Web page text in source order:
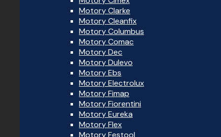
Motory Clarke
Motory Cleanfix
Motory Columbus
Motory Comac
Motory Dec
Motory Dulevo
Motory Ebs
Motory Electrolux
Motory Fimap
Motory Fiorentini
Motory Eureka
Motory Flex
Motory Festool